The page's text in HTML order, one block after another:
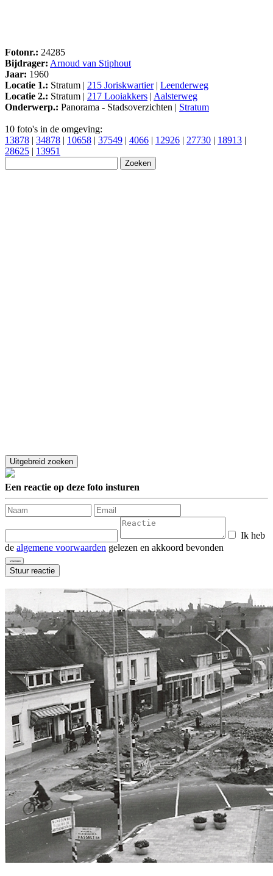
Fotonr.: 24285
Bijdrager: Arnoud van Stiphout
Jaar: 1960
Locatie 1.: Stratum | 215 Joriskwartier| Leenderweg
Locatie 2.: Stratum | 217 Looiakkers | Aalsterweg
Onderwerp.: Panorama - Stadsoverzichten | Stratum
10 foto's in de omgeving:
13878 | 34878 | 10658 | 37549 | 4066 | 12926 | 27730 | 18913 |
28625 | 13951
Een reactie op deze foto insturen
Ik heb
de algemene voorwaarden gelezen en akkoord bevonden